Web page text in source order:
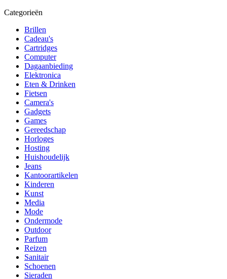
Categorieën
Brillen
Cadeau's
Cartridges
Computer
Dagaanbieding
Elektronica
Eten & Drinken
Fietsen
Camera's
Gadgets
Games
Gereedschap
Horloges
Hosting
Huishoudelijk
Jeans
Kantoorartikelen
Kinderen
Kunst
Media
Mode
Ondermode
Outdoor
Parfum
Reizen
Sanitair
Schoenen
Sieraden